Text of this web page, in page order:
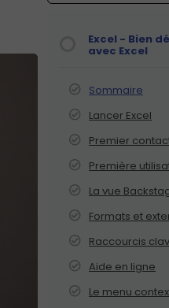
Excel - Bien
avec Excel
Sommaire
Lancer Excel
Premier
Première
La vue
Formats et
Raccourcis
Aide en ligne
Le menu